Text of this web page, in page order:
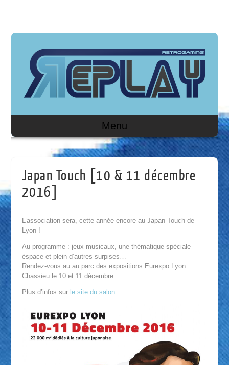
Menu
Japan Touch [10 & 11 décembre
2016]
L’association sera, cette année encore au Japan Touch de
Lyon !
Au programme : jeux musicaux, une thématique spéciale
éspace et plein d’autres surpises…
Rendez-vous au au parc des expositions Eurexpo Lyon
Chassieu le 10 et 11 décembre.
Plus d’infos sur le site du salon.